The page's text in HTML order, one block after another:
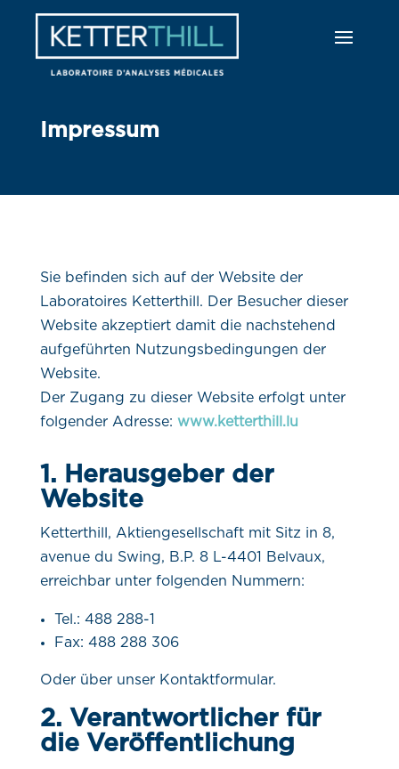
Impressum
Sie befinden sich auf der Website der
Laboratoires Ketterthill. Der Besucher dieser
Website akzeptiert damit die nachstehend
aufgeführten Nutzungsbedingungen der
Website.
Der Zugang zu dieser Website erfolgt unter
folgender Adresse: www.ketterthill.lu
1. Herausgeber der
Website
Ketterthill, Aktiengesellschaft mit Sitz in 8,
avenue du Swing, B.P. 8 L-4401 Belvaux,
erreichbar unter folgenden Nummern:
Tel.: 488 288-1
Fax: 488 288 306
Oder über unser Kontaktformular.
2. Verantwortlicher für
die Veröffentlichung